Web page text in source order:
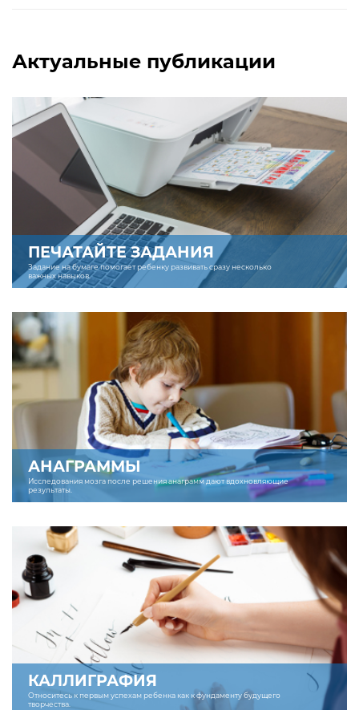
Актуальные публикации
ПЕЧАТАЙТЕ ЗАДАНИЯ
Задание на бумаге помогает ребенку развивать сразу несколько
важных навыков.
АНАГРАММЫ
Исследования мозга после решения анаграмм дают вдохновляющие
результаты.
КАЛЛИГРАФИЯ
Относитесь к первым успехам ребенка как к фундаменту будущего
творчества.